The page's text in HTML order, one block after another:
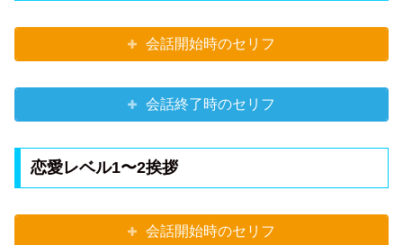
会話開始時のセリフ
会話終了時のセリフ
恋愛レベル1〜2挨拶
会話開始時のセリフ